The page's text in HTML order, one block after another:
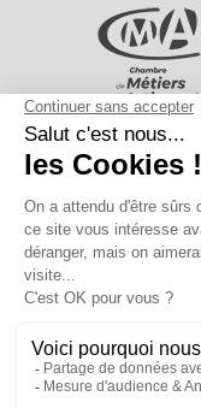
Crédits | Mentions légales